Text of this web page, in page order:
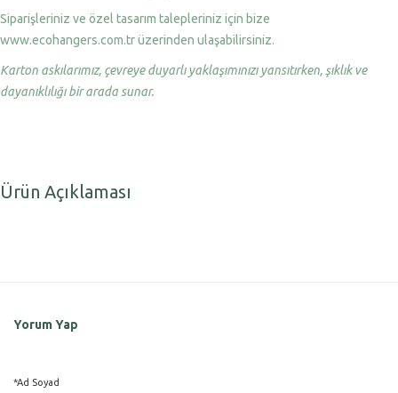
Siparişleriniz ve özel tasarım talepleriniz için bize
www.ecohangers.com.tr üzerinden ulaşabilirsiniz.
Karton askılarımız, çevreye duyarlı yaklaşımınızı yansıtırken, şıklık ve
dayanıklılığı bir arada sunar.
Ürün Açıklaması
Yorum Yap
*Ad Soyad